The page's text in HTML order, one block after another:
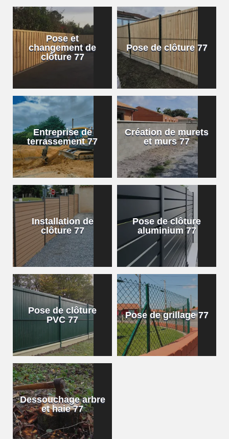
Pose et
changement de
clôture 77
Pose de clôture 77
Entreprise de
terrassement 77
Création de murets
et murs 77
Installation de
clôture 77
Pose de clôture
aluminium 77
Pose de clôture
PVC 77
Pose de grillage 77
Dessouchage arbre
et haie 77